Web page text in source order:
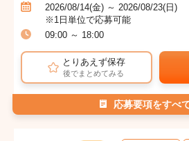
2026/08/14(金) ～ 2026/08/23(日)
※1日単位で応募可能
09:00 ～ 18:00
とりあえず保存
後でまとめてみる
応募要項をすべ